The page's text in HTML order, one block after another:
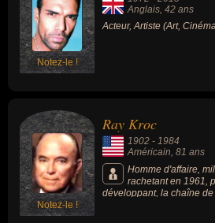
Notez-le !
Anglais, 42 ans
Acteur, Artiste (Art,
Notez-le !
Ray Kroc
1902 - 1984
Américain, 81 ans
Homme d'affaire,
rachetant en 1961,
développant, la chaîne
hamburgers McDonald's
Richard et Maurice